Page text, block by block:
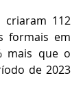
criaram 112
formais em
mais que o
de 2023